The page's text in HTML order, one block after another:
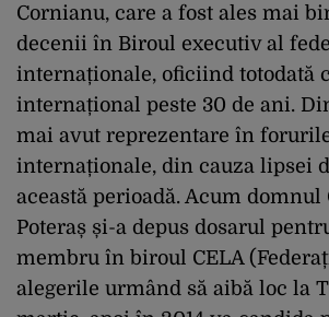
Cornianu, care a fost ales mai
decenii în Biroul executiv al
internaționale, oficiind totodată
internațional peste 30 de ani.
mai avut reprezentare în
internaționale, din cauza lipsei
această perioadă. Acum domnul
Poteraș și-a depus dosarul
membru în biroul CELA
alegerile urmând să aibă loc la